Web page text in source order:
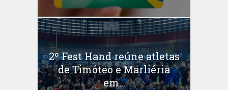
2º Fest Hand reúne atletas
de Timóteo e Marliéria
em...